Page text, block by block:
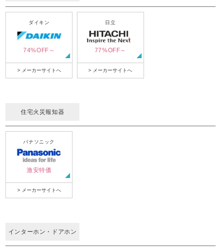
ダイキン
74%OFF～
> メーカーサイトへ
日立
77%OFF～
> メーカーサイトへ
住宅火災報知器
パナソニック
激安特価
> メーカーサイトへ
インターホン・ドアホン